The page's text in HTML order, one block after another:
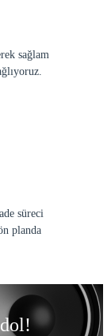
sağlam
süreci
planda